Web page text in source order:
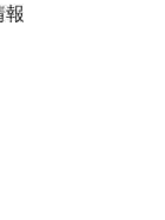
報